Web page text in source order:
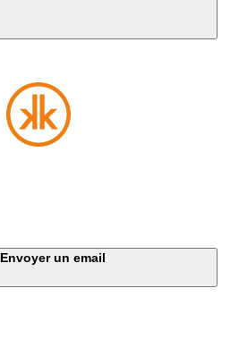
Envoyer un email